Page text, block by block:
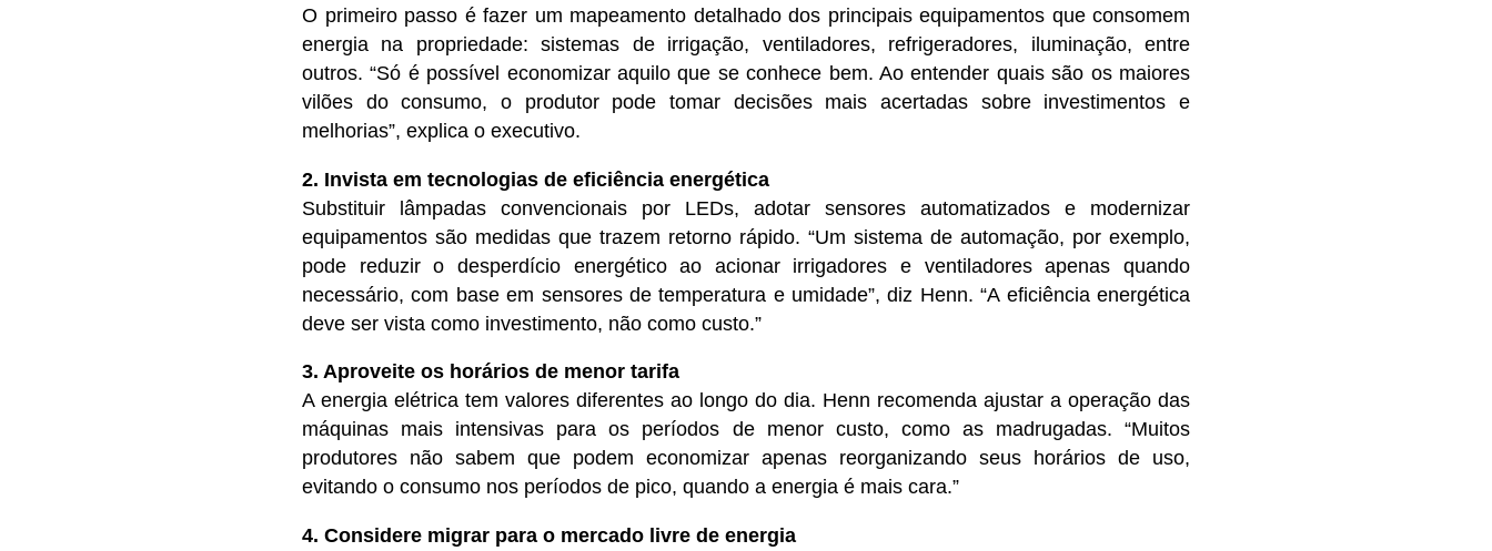
O primeiro passo é fazer um mapeamento detalhado dos principais equipamentos que consomem
energia na propriedade: sistemas de irrigação, ventiladores, refrigeradores, iluminação, entre
outros. “Só é possível economizar aquilo que se conhece bem. Ao entender quais são os maiores
vilões do consumo, o produtor pode tomar decisões mais acertadas sobre investimentos e
melhorias”, explica o executivo.
2. Invista em tecnologias de eficiência energética
Substituir lâmpadas convencionais por LEDs, adotar sensores automatizados e modernizar
equipamentos são medidas que trazem retorno rápido. “Um sistema de automação, por exemplo,
pode reduzir o desperdício energético ao acionar irrigadores e ventiladores apenas quando
necessário, com base em sensores de temperatura e umidade”, diz Henn. “A eficiência energética
deve ser vista como investimento, não como custo.”
3. Aproveite os horários de menor tarifa
A energia elétrica tem valores diferentes ao longo do dia. Henn recomenda ajustar a operação das
máquinas mais intensivas para os períodos de menor custo, como as madrugadas. “Muitos
produtores não sabem que podem economizar apenas reorganizando seus horários de uso,
evitando o consumo nos períodos de pico, quando a energia é mais cara.”
4. Considere migrar para o mercado livre de energia